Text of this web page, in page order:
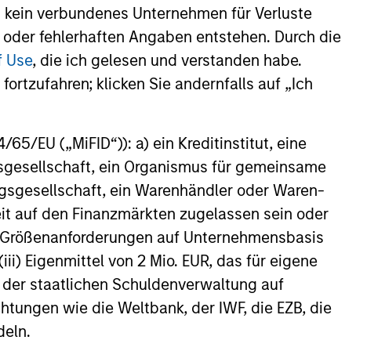
verbundenes Unternehmen für Verluste
fehlerhaften Angaben entstehen. Durch die
Use, die ich gelesen und verstanden habe.
klicken Sie andernfalls auf „Ich
EU („MiFID“)): a) ein Kreditinstitut, eine
ein Organismus für gemeinsame
ein Warenhändler oder Waren-
auf den Finanzmärkten zugelassen sein oder
auf Unternehmensbasis
Eigenmittel von 2 Mio. EUR, das für eigene
staatlichen Schuldenverwaltung auf
wie die Weltbank, der IWF, die EZB, die
dass Anleger das ursprünglich investierte Kapital nicht in
annualisiert. Die Performance von anderen Anteilsklassen
und Gebühren des Fonds auseinander, bevor Sie eine
großen Bewegung, sowohl im negativen als
Funds-Reihe. Bitte beachten Sie, dass nicht alle
die Weitergabe bzw. Verfügbarkeit des Materials den
zu verlieren. Kategorie 1 bedeutet nicht, dass es sich um
Risikoeinstufungen und -hinweise für die einzelnen
Annuity- und Variable-Life-Unterkonten (variable
mindestens drei Jahren existieren. Börsennotierte Fonds und
der Morningstar Risk-Adjusted Return (MRAR) berechnet,
Dabei wird besonderes Gewicht auf die negativen
erhalten 5 Sterne, die nächsten 22,5% 4 Sterne, die